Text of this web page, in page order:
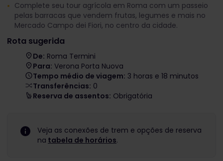
Complete seu tour agrícola em Roma com um passeio
pelas barracas que vendem frutas, legumes e mais no
Mercado Campo dei Fiori, no centro da cidade.
Rota sugerida
De: Roma Termini
Para: Verona Porta Nuova
Tempo médio de viagem: 3 horas e 18 minutos
Transferências: 0
Reserva de assentos: Obrigatória
Veja as conexões de trem e opções de reserva
na tabela de horários.